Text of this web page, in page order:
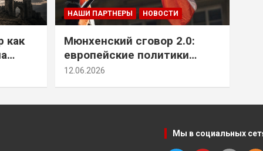
как
юг
НАШИ ПАРТНЕРЫ НОВОСТИ
Мюнхенский сговор 2.0:
европейские политики
снова растят монстра у
12.06.2026
Мы в социальных